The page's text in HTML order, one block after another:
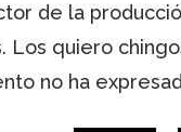
de la
Los quiero
no ha